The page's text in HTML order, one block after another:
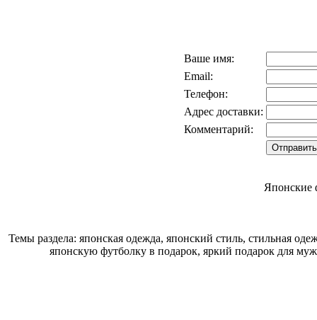
Ваше имя:
Email:
Телефон:
Адрес доставки:
Комментарий:
Японские
Темы раздела: японская одежда, японский стиль, стильная
японскую футболку в подарок, яркий подарок для